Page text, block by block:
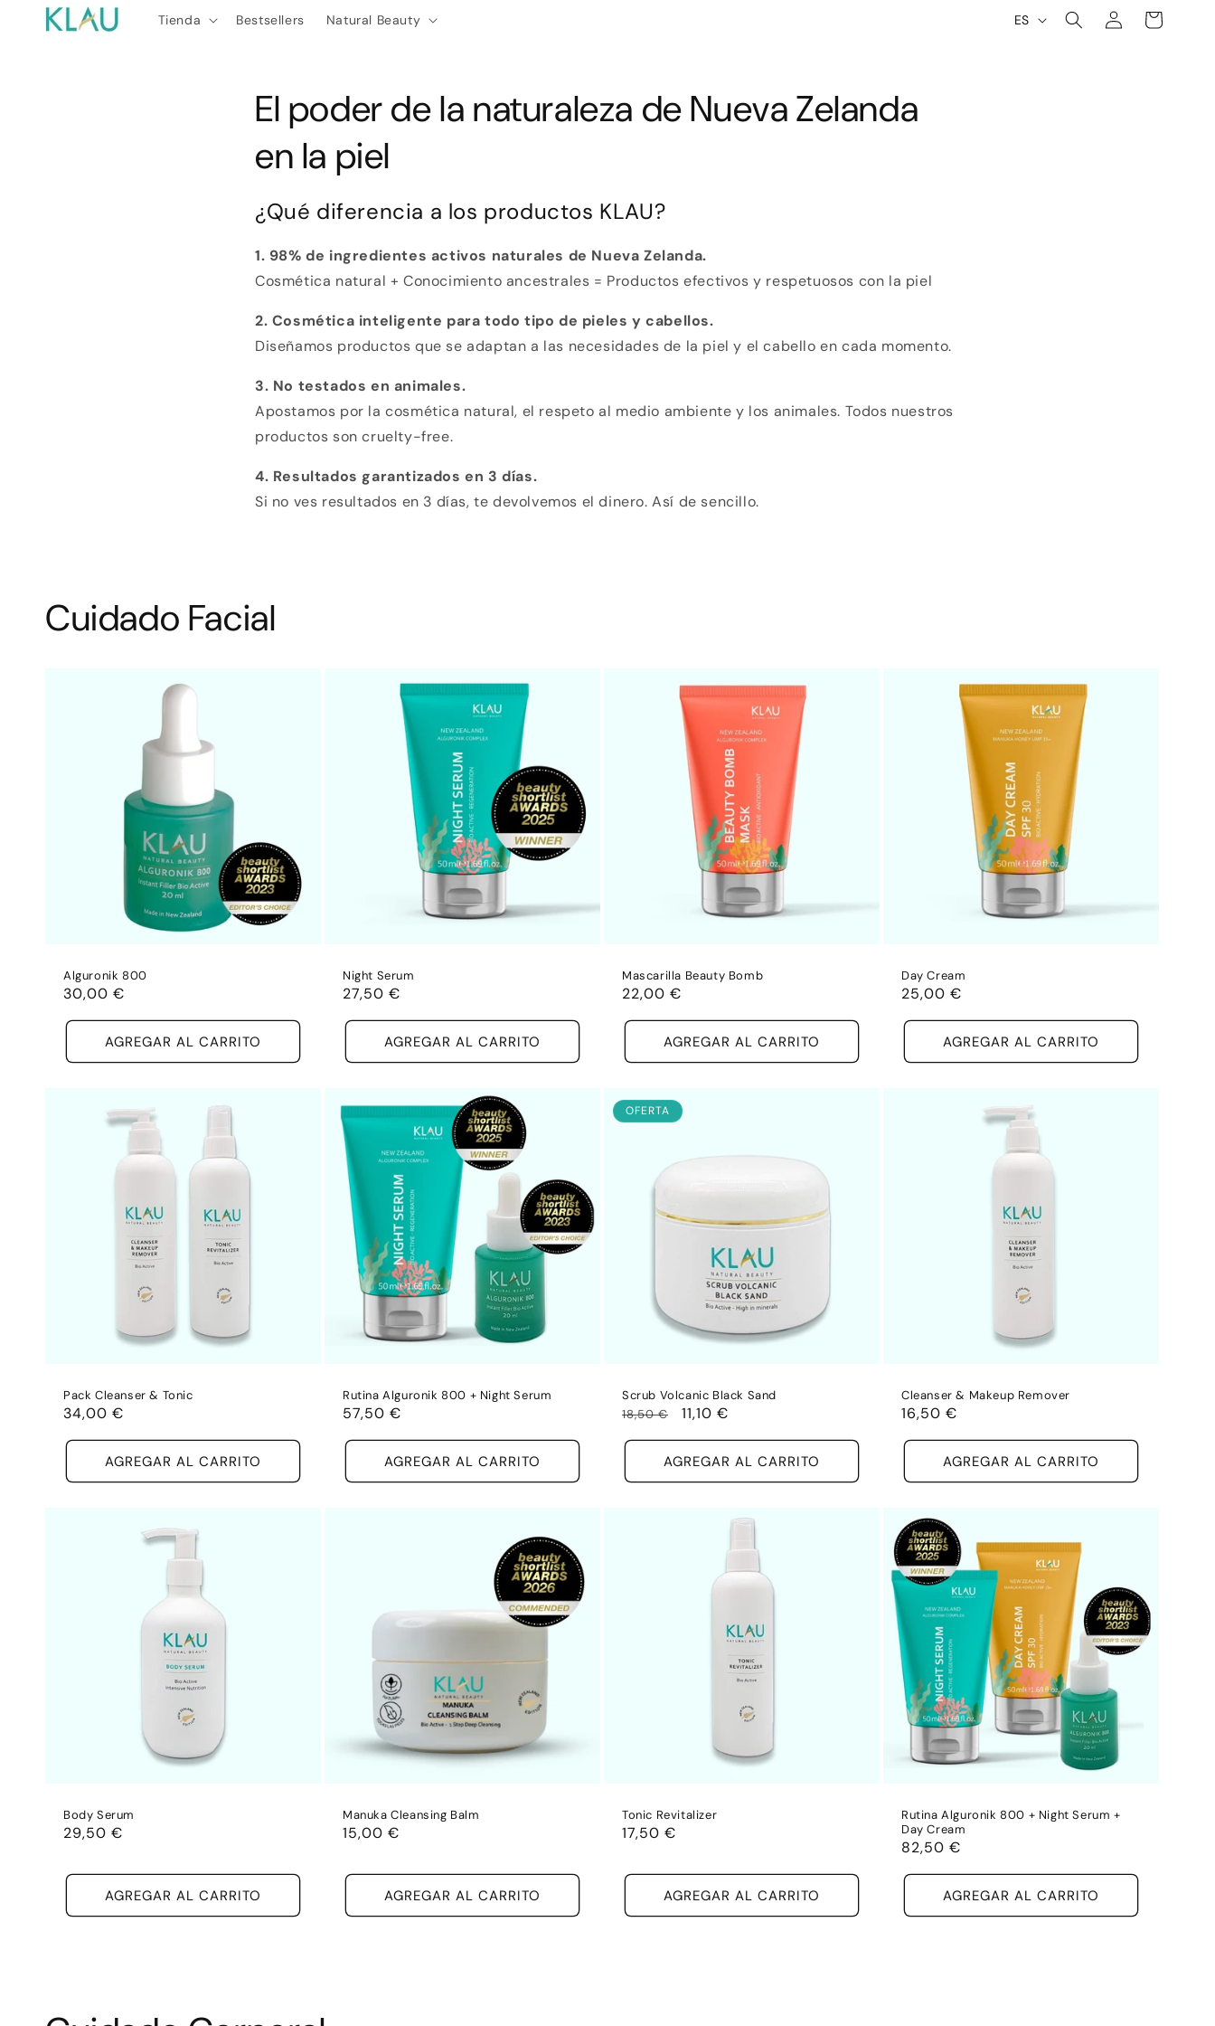
directamente
al contenido
Tienda Bestsellers Natural Beauty ES
Iniciar
sesión
Carrito
El poder de la naturaleza de Nueva Zelanda
en la piel
¿Qué diferencia a los productos KLAU?
1. 98% de ingredientes activos naturales de Nueva Zelanda.
Cosmética natural + Conocimiento ancestrales = Productos efectivos y respetuosos con la piel
2. Cosmética inteligente para todo tipo de pieles y cabellos.
Diseñamos productos que se adaptan a las necesidades de la piel y el cabello en cada momento.
3. No testados en animales.
Apostamos por la cosmética natural, el respeto al medio ambiente y los animales. Todos nuestros
productos son cruelty-free.
4. Resultados garantizados en 3 días.
Si no ves resultados en 3 días, te devolvemos el dinero. Así de sencillo.
Cuidado Facial
Alguronik 800
Precio
habitual
30,00 €
AGREGAR AL CARRITO
Night Serum
Precio
habitual
27,50 €
AGREGAR AL CARRITO
Mascarilla Beauty Bomb
Precio
habitual
22,00 €
AGREGAR AL CARRITO
Day Cream
Precio
habitual
25,00 €
AGREGAR AL CARRITO
Pack Cleanser & Tonic
Precio
habitual
34,00 €
AGREGAR AL CARRITO
Rutina Alguronik 800 + Night Serum
Precio
habitual
57,50 €
AGREGAR AL CARRITO
OFERTA
Scrub Volcanic Black Sand
Precio
habitual
18,50 €
Precio
de
oferta
11,10 €
AGREGAR AL CARRITO
Cleanser & Makeup Remover
Precio
habitual
16,50 €
AGREGAR AL CARRITO
Body Serum
Precio
29,50 €
AGREGAR AL CARRITO
Manuka Cleansing Balm
Precio
15,00 €
AGREGAR AL CARRITO
Tonic Revitalizer
Precio
17,50 €
AGREGAR AL CARRITO
Rutina Alguronik 800 + Night Serum +
Day Cream
Precio
habitual
82,50 €
AGREGAR AL CARRITO